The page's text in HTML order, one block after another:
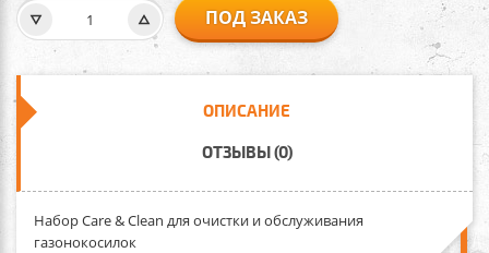
ПОД ЗАКАЗ
ОПИСАНИЕ
ОТЗЫВЫ (0)
Набор Care & Clean для очистки и обслуживания
газонокосилок